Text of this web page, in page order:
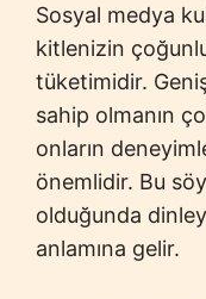
Sosyal medya
kitlenizin
tüketimidir.
sahip olmanın
onların
önemlidir. Bu
olduğunda
anlamına gelir.